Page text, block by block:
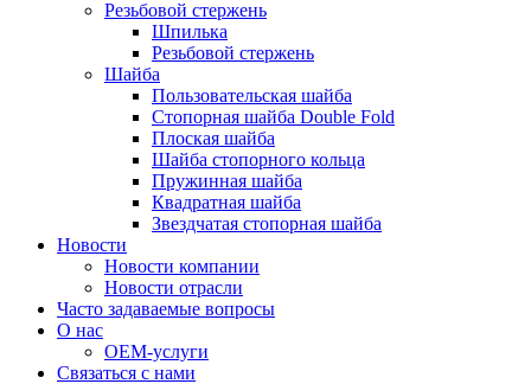
Резьбовой стержень
Шпилька
Резьбовой стержень
Шайба
Пользовательская шайба
Стопорная шайба Double Fold
Плоская шайба
Шайба стопорного кольца
Пружинная шайба
Квадратная шайба
Звездчатая стопорная шайба
Новости
Новости компании
Новости отрасли
Часто задаваемые вопросы
О нас
OEM-услуги
Связаться с нами